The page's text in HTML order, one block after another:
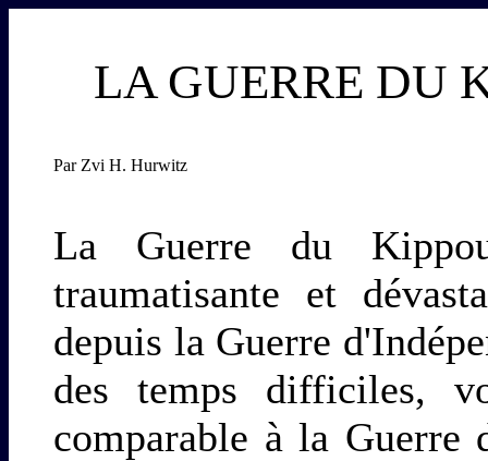
LA GUERRE DU
Par Zvi H. Hurwitz
La Guerre du
traumatisante et
depuis la Guerre
des temps difficiles,
comparable à la